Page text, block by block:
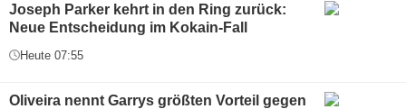
Joseph Parker kehrt in den Ring zurück:
Neue Entscheidung im Kokain-Fall
Heute 07:55
Oliveira nennt Garrys größten Vorteil gegen